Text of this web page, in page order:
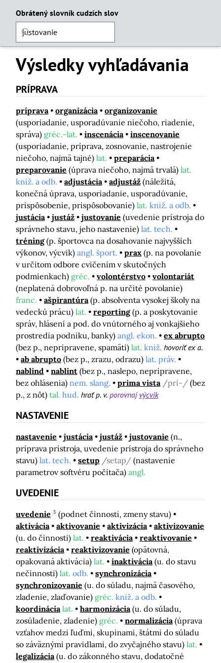
Obrátený slovník cudzích slov
Výsledky vyhľadávania
PRÍPRAVA
príprava organizácia
organizovanie
(usporiadanie, usporadúvanie niečoho, riadenie,
správa) gréc.-lat. inscenácia
inscenovanie
(usporiadanie, príprava, zosnovanie, nastrojenie
niečoho, najmä tajné) lat.
preparácia
preparovanie (úprava niečoho, najmä trvalá) lat.
kniž. a odb.
adjustácia adjustáž (náležitá,
konečná úprava, usporiadanie, usporadúvanie,
prispôsobenie, prispôsobovanie) lat. kniž. a odb.
justácia
justáž justovanie (uvedenie prístroja do
správneho stavu, jeho nastavenie) lat. tech.
tréning (p. športovca na dosahovanie najvyšších
výkonov, výcvik) angl. šport. prax (p. na povolanie
v určitom odbore cvičením v skutočných
podmienkach) gréc. volontérstvo
volontariát
(neplatená dobrovoľná p. na určité povolanie)
franc.
ašpirantúra (p. absolventa vysokej školy na
vedeckú prácu) lat. reporting (p. a poskytovanie
správ, hlásení a pod. do vnútorného aj vonkajšieho
prostredia podniku, banky) angl. ekon.
ex abrupto
(bez p., nepripravene, spamäti) lat. kniž. hovoriť ex a.
ab abrupto (bez p., zrazu, odrazu) lat. práv.
nablind
nablint (bez p., naslepo, nepripravene,
bez ohlásenia) nem. slang. prima vista /prí-/ (bez
p., z nôt) tal. hud. hrať p. v. porovnaj výcvik
NASTAVENIE
nastavenie justácia justáž justovanie (n.,
príprava prístroja, uvedenie prístroja do správneho
stavu) lat. tech. setup /setap/ (nastavenie
parametrov softvéru počítača) angl.
UVEDENIE
uvedenie 3 (podnet činnosti, zmeny stavu)
aktivácia
aktivovanie aktivizácia
aktivizovanie
(u. do činnosti) lat. reaktivácia
reaktivovanie
reaktivizácia
reaktivizovanie (opätovná,
opakovaná aktivácia) lat. inaktivácia (u. do stavu
nečinnosti) lat. odb.
synchronizácia
synchronizovanie (u. do súladu, najmä časového,
zladenie, zlaďovanie) gréc. kniž. a odb.
koordinácia lat. harmonizácia (u. do súladu,
zosúladenie, zladenie) gréc. normalizácia (úprava
vzťahov medzi ľuďmi, skupinami, štátmi do súladu
so záväznými pravidlami, do zvyčajného stavu) lat.
legalizácia (u. do zákonného stavu, dodatočné